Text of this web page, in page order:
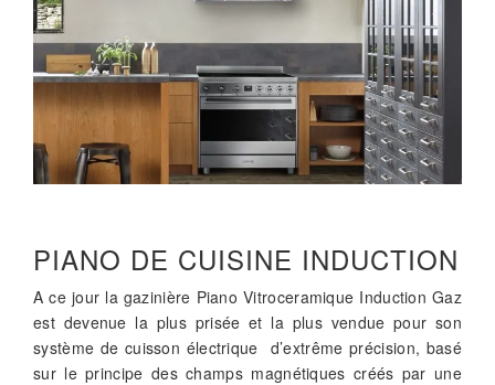
PIANO DE CUISINE INDUCTION
A ce jour la gazinière Piano Vitroceramique Induction Gaz
est devenue la plus prisée et la plus vendue pour son
système de cuisson électrique d’extrême précision, basé
sur le principe des champs magnétiques créés par une